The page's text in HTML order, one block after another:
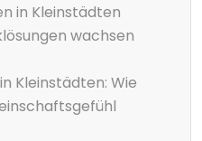
in Kleinstädten
wachsen
Kleinstädten: Wie